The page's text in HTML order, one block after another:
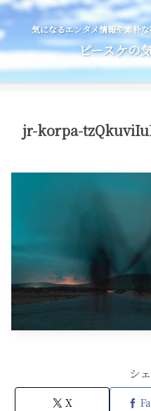
気になるエンタメ情報や素朴
ピースケの
jr-korpa-
シ
X